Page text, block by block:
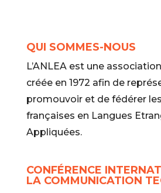
QUI SOMMES-NOUS
L’ANLEA est une
créée en 1972 afin de
promouvoir et de fédérer
françaises en Langues
Appliquées.
CONFÉRENCE
LA COMMUNICATION